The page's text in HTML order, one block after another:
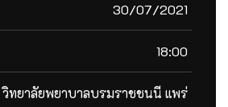
30/07/2021
18:00
วิทยาลัยพยาบาลบรมราชชนนี แพร่